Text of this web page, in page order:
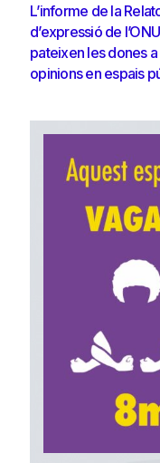
L’informe de la
d’expressió de
pateixen les dones a
opinions en espais